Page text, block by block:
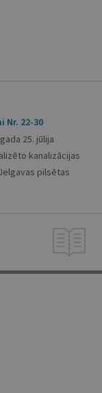
Nr. 22-30
25. jūlija
kanalizācijas
pilsētas